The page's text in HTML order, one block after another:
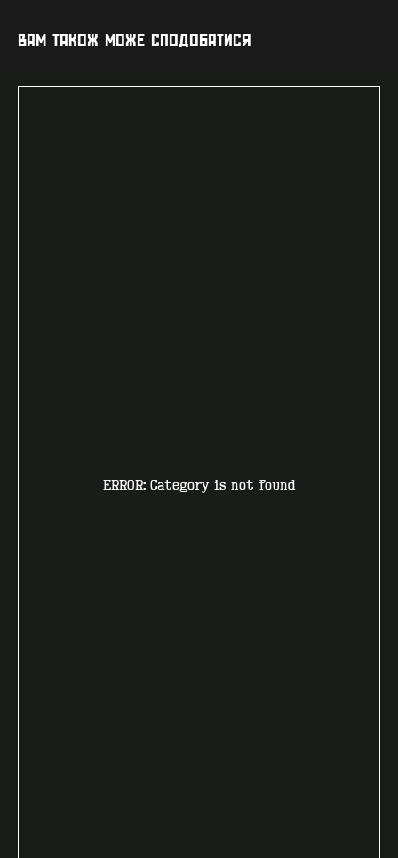
ВАМ ТАКОЖ МОЖЕ СПОДОБАТИСЯ
ERROR: Category is not found